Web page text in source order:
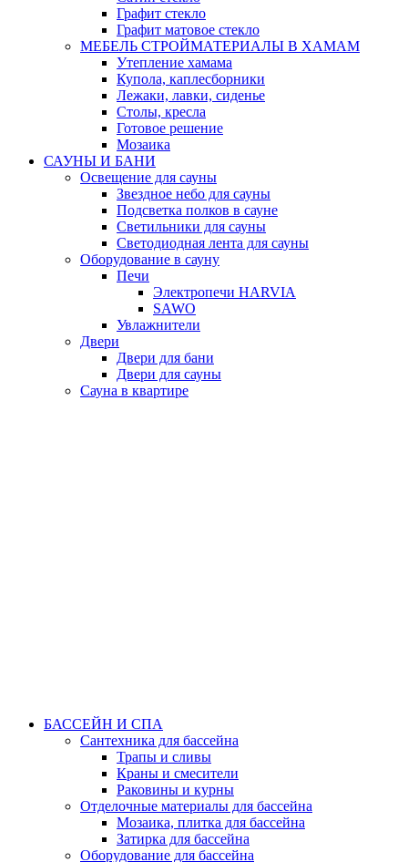
Графит стекло
Графит матовое стекло
МЕБЕЛЬ СТРОЙМАТЕРИАЛЫ В ХАМАМ
Утепление хамама
Купола, каплесборники
Лежаки, лавки, сиденье
Столы, кресла
Готовое решение
Мозаика
САУНЫ И БАНИ
Освещение для сауны
Звездное небо для сауны
Подсветка полков в сауне
Светильники для сауны
Светодиодная лента для сауны
Оборудование в сауну
Печи
Электропечи HARVIA
SAWO
Увлажнители
Двери
Двери для бани
Двери для сауны
Сауна в квартире
БАССЕЙН И СПА
Сантехника для бассейна
Трапы и сливы
Краны и смесители
Раковины и курны
Отделочные материалы для бассейна
Мозаика, плитка для бассейна
Затирка для бассейна
Оборудование для бассейна